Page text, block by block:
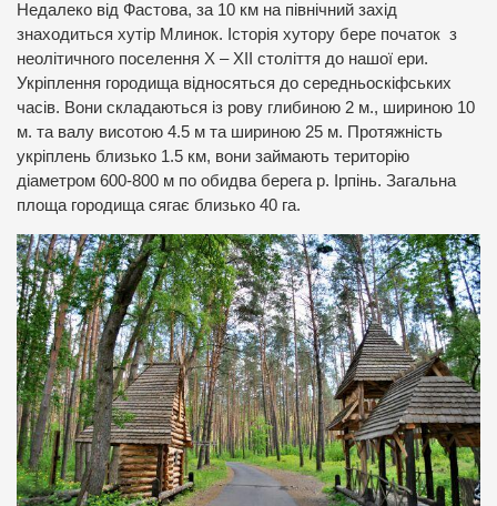
Недалеко від Фастова, за 10 км на північний захід
знаходиться хутір Млинок. Історія хутору бере початок з
неолітичного поселення X – XII століття до нашої ери.
Укріплення городища відносяться до середньоскіфських
часів. Вони складаються із рову глибиною 2 м., шириною 10
м. та валу висотою 4.5 м та шириною 25 м. Протяжність
укріплень близько 1.5 км, вони займають територію
діаметром 600-800 м по обидва берега р. Ірпінь. Загальна
площа городища сягає близько 40 га.